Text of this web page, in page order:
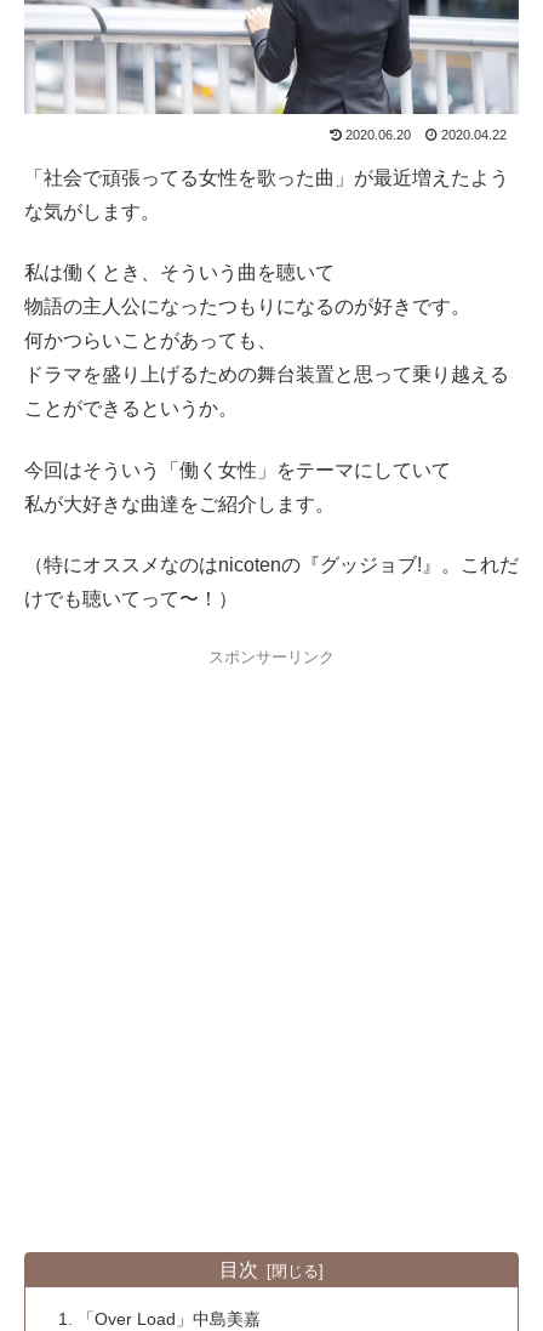
2020.06.20 2020.04.22
「社会で頑張ってる女性を歌った曲」が最近増えたよう
な気がします。
私は働くとき、そういう曲を聴いて
物語の主人公になったつもりになるのが好きです。
何かつらいことがあっても、
ドラマを盛り上げるための舞台装置と思って乗り越える
ことができるというか。
今回はそういう「働く女性」をテーマにしていて
私が大好きな曲達をご紹介します。
（特にオススメなのはnicotenの『グッジョブ!』。これだ
けでも聴いてって〜！）
スポンサーリンク
目次
「Over Load」中島美嘉